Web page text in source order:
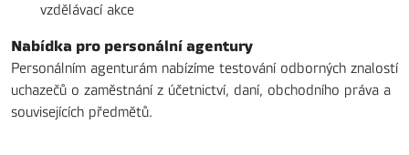
vzdělávací akce
Nabídka pro personální agentury
Personálním agenturám nabízíme testování odborných znalostí
uchazečů o zaměstnání z účetnictví, daní, obchodního práva a
souvisejících předmětů.